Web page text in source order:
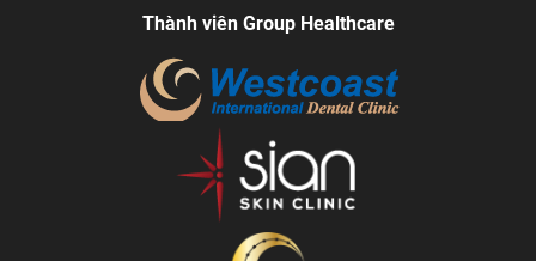
Thành viên Group Healthcare